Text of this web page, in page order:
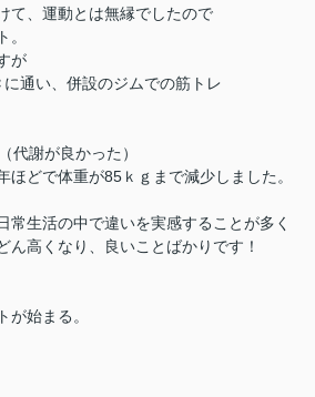
て、運動とは無縁でしたので
。
が
通い、併設のジムでの筋トレ
代謝が良かった）
ほどで体重が85ｋｇまで減少しました。
常生活の中で違いを実感することが多く
ん高くなり、良いことばかりです！
が始まる。